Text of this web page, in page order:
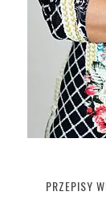
PRZEPISY